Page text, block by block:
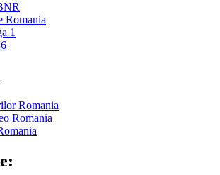
Romania
1
Romania
Romania